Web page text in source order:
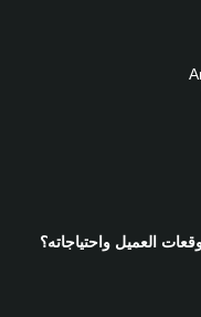
العميل واحتياجاته؟